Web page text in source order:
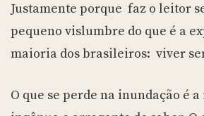
Justamente porque faz o leitor
pequeno vislumbre do que é a
maioria dos brasileiros: viver
O que se perde na inundação é